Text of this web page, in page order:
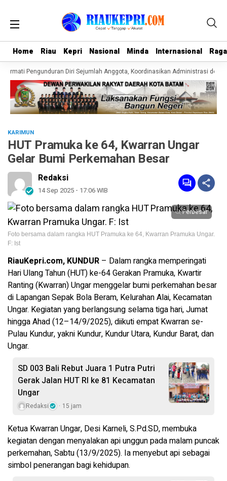
Home Riau Kepri Nasional Minda Internasional
Home Riau Kepri Nasional Minda Internasional
Pengunduran Diri Sejumlah Anggota, Koordinasikan Administrasi
KARIMUN
HUT Pramuka ke 64, Kwarran Ungar
Gelar Bumi Perkemahan Besar
Redaksi
14 Sep 2025 - 17:06 WIB
Perbesar
Foto bersama dalam rangka HUT Pramuka ke 64, Kwarran Pramuka Ungar.
F: Ist
RiauKepri.com, KUNDUR – Dalam rangka memperingati
Hari Ulang Tahun (HUT) ke-64 Gerakan Pramuka, Kwartir
Ranting (Kwarran) Ungar menggelar bumi perkemahan besar
di Lapangan Sepak Bola Beram, Kelurahan Alai, Kecamatan
Ungar. Kegiatan yang berlangsung selama tiga hari, Jumat
hingga Ahad (12–14/9/2025), diikuti empat Kwarran se-
Pulau Kundur, yakni Kundur, Kundur Utara, Kundur Barat, dan
Ungar.
SD 003 Bali Rebut Juara 1 Putra Putri
Gerak Jalan HUT RI ke 81 Kecamatan
Ungar
Redaksi 15 jam
Ketua Kwarran Ungar, Desi Karneli, S.Pd.SD, membuka
kegiatan dengan menyalakan api unggun pada malam puncak
perkemahan, Sabtu (13/9/2025). Ia menyebut api sebagai
simbol penerangan bagi kehidupan.